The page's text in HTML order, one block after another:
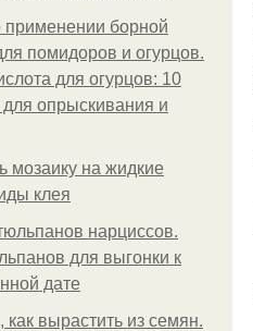
борной
помидоров и огурцов.
для огурцов: 10
для опрыскивания и
мозаику на жидкие
клея
нарциссов.
для выгонки к
дате
как вырастить из семян.